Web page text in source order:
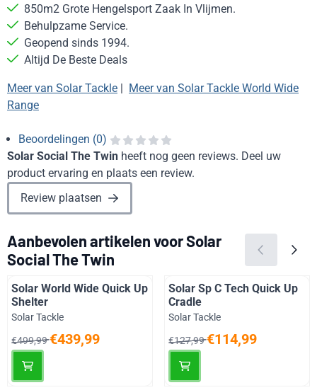
850m2 Grote Hengelsport Zaak In Vlijmen.
Behulpzame Service.
Geopend sinds 1994.
Altijd De Beste Deals
Meer van Solar Tackle | Meer van Solar Tackle World Wide
Range
Beoordelingen (0)
Solar Social The Twin heeft nog geen reviews. Deel uw
product ervaring en plaats een review.
Review plaatsen
Aanbevolen artikelen voorSolar
Social The Twin
Solar World Wide Quick Up
Shelter
Merk:
Solar Tackle
Van 499,99 voor 439,99
€499,99€439,99
Solar Sp C Tech Quick Up
Cradle
Merk:
Solar Tackle
Van 127,99 voor 114,99
€127,99€114,99